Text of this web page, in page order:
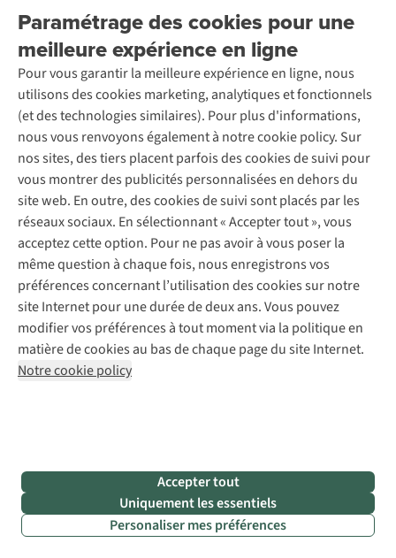
et le
de
Bruges,
vous
parcourrez
18 km
avec
des
champs
à perte
de vue
et des
sentiers
tranquilles.
Une
belle
manière
également
Paramétrage des cookies pour une
meilleure expérience en ligne
Pour vous garantir la meilleure expérience en ligne, nous
utilisons des cookies marketing, analytiques et fonctionnels
(et des technologies similaires). Pour plus d'informations,
nous vous renvoyons également à notre cookie policy. Sur
nos sites, des tiers placent parfois des cookies de suivi pour
vous montrer des publicités personnalisées en dehors du
site web. En outre, des cookies de suivi sont placés par les
réseaux sociaux. En sélectionnant « Accepter tout », vous
acceptez cette option. Pour ne pas avoir à vous poser la
même question à chaque fois, nous enregistrons vos
préférences concernant l’utilisation des cookies sur notre
site Internet pour une durée de deux ans. Vous pouvez
modifier vos préférences à tout moment via la politique en
matière de cookies au bas de chaque page du site Internet.
Notre cookie policy
Accepter tout
Uniquement les essentiels
Personaliser mes préférences